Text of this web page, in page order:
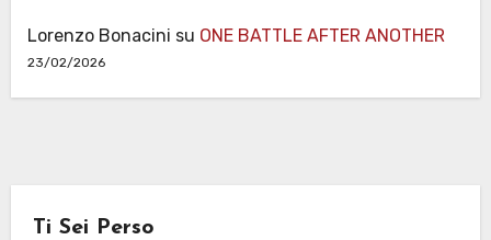
Lorenzo Bonacini su ONE BATTLE AFTER ANOTHER
23/02/2026
Ti Sei Perso